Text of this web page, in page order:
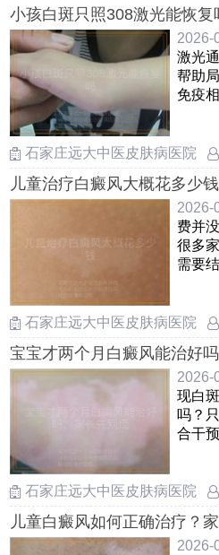
小孩白斑只照308激光能恢复
2026-
激光
帮助
免疫
石家庄远大中医皮肤病医院
儿童治疗白癜风大概花多少钱
2026-
费并
很多
需要
石家庄远大中医皮肤病医院
宝宝才两个月白癜风能治好
2026-
现白
吗？
合干
石家庄远大中医皮肤病医院
儿童白癜风如何正确治疗？
2026-